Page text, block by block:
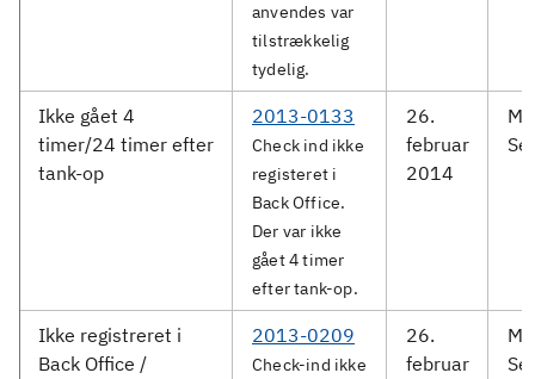
anvendes var
tilstrækkelig
tydelig.
Ikke gået 4
timer/24 timer efter
tank-op
2013-0133
Check ind ikke
registeret i
Back Office.
Der var ikke
gået 4 timer
efter tank-op.
26.
februar
2014
Ikke registreret i
Back Office /
2013-0209
Check-ind ikke
26.
februar